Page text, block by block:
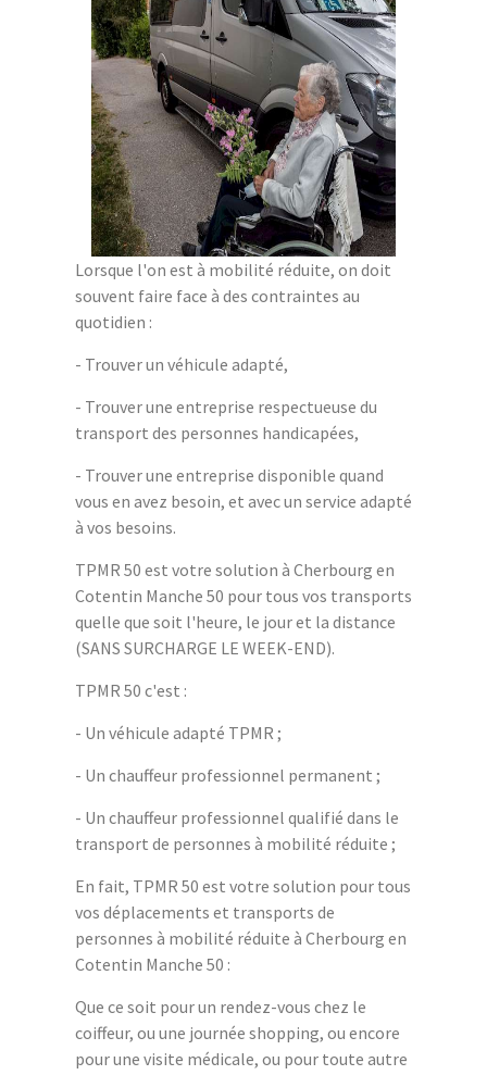
Lorsque l'on est à mobilité réduite, on doit
souvent faire face à des contraintes au
quotidien :
- Trouver un véhicule adapté,
- Trouver une entreprise respectueuse du
transport des personnes handicapées,
- Trouver une entreprise disponible quand
vous en avez besoin, et avec un service adapté
à vos besoins.
TPMR 50 est votre solution à Cherbourg en
Cotentin Manche 50 pour tous vos transports
quelle que soit l'heure, le jour et la distance
(SANS SURCHARGE LE WEEK-END).
TPMR 50 c'est :
- Un véhicule adapté TPMR ;
- Un chauffeur professionnel permanent ;
- Un chauffeur professionnel qualifié dans le
transport de personnes à mobilité réduite ;
En fait, TPMR 50 est votre solution pour tous
vos déplacements et transports de
personnes à mobilité réduite à Cherbourg en
Cotentin Manche 50 :
Que ce soit pour un rendez-vous chez le
coiffeur, ou une journée shopping, ou encore
pour une visite médicale, ou pour toute autre